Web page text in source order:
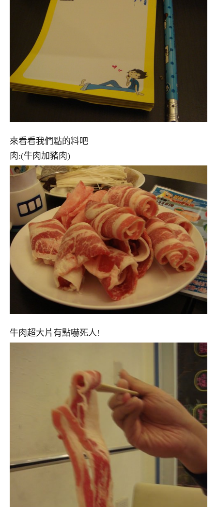
來看看我們點的料吧
肉:(牛肉加豬肉)
牛肉超大片有點嚇死人!